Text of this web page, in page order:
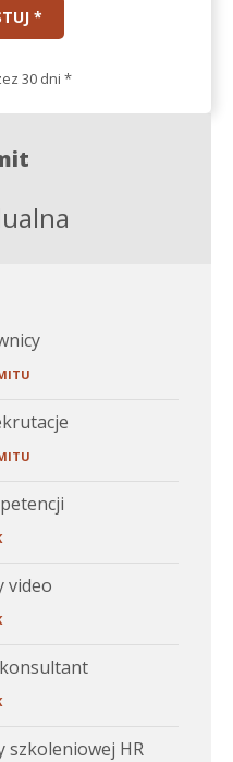
*
30 dni *
video
HR